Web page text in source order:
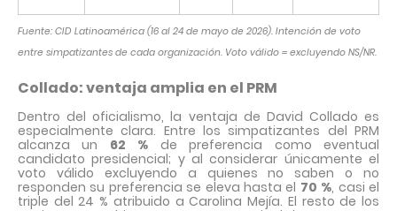
Fuente: CID Latinoamérica (16 al 24 de mayo de 2026). Intención de voto
entre simpatizantes de cada organización. Voto válido = excluyendo NS/NR.
Collado: ventaja amplia en el PRM
Dentro del oficialismo, la ventaja de David Collado es
especialmente clara. Entre los simpatizantes del PRM
alcanza un 62 % de preferencia como eventual
candidato presidencial; y al considerar únicamente el
voto válido excluyendo a quienes no saben o no
responden su preferencia se eleva hasta el 70 %, casi el
triple del 24 % atribuido a Carolina Mejía. El resto de los